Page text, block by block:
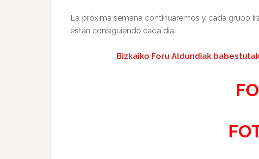
La próxima semana continuaremos y cada grupo
están consiguiendo cada día.
Bizkaiko Foru Aldundiak